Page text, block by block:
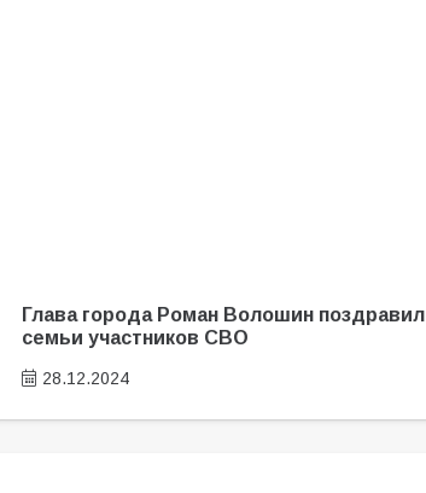
Глава города Роман Волошин поздравил
семьи участников СВО
28.12.2024